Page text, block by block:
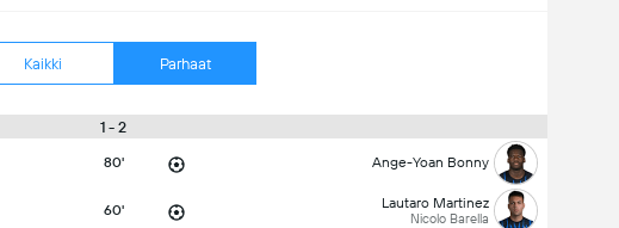
Kaikki Parhaat
1 - 2
80' Ange-Yoan Bonny
60' Lautaro Martinez
Nicolo Barella